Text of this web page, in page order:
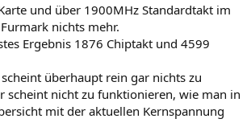
und über 1900MHz Standardtakt im
Furmark nichts mehr.
Ergebnis 1876 Chiptakt und 4599
überhaupt rein gar nichts zu
scheint nicht zu funktionieren, wie man in
mit der aktuellen Kernspannung